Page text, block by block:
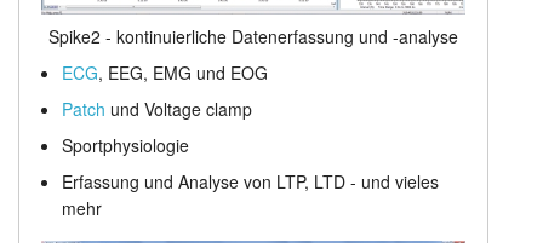
Spike2 - kontinuierliche Datenerfassung und -analyse
ECG, EEG, EMG und EOG
Patch und Voltage clamp
Sportphysiologie
Erfassung und Analyse von LTP, LTD - und vieles
mehr